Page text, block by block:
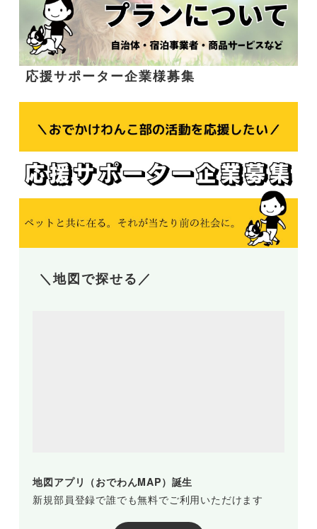
応援サポーター企業様募集
＼地図で探せる／
地図アプリ（おでわんMAP）誕生
新規部員登録で誰でも無料でご利用いただけます